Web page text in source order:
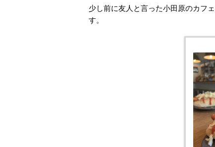
少し前に友人と言った小田原のカフ
す。